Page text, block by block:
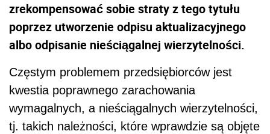
zrekompensować sobie straty z tego tytułu
poprzez utworzenie odpisu aktualizacyjnego
albo odpisanie nieściągalnej wierzytelności.
Częstym problemem przedsiębiorców jest
kwestia poprawnego zarachowania
wymagalnych, a nieściągalnych wierzytelności,
tj. takich należności, które wprawdzie są objęte